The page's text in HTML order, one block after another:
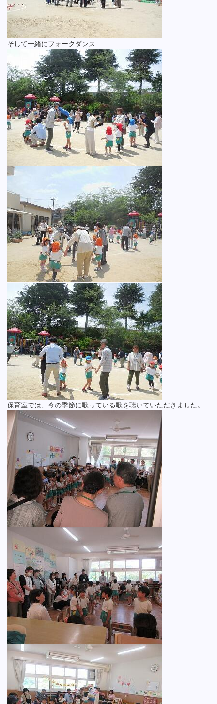
そして一緒にフォークダンス
保育室では、今の季節に歌っている歌を聴いていただきました。